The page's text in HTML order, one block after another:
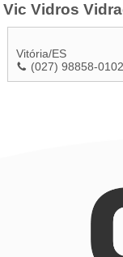
Vic Vidros
Vitória/ES
(027) 98858-0102